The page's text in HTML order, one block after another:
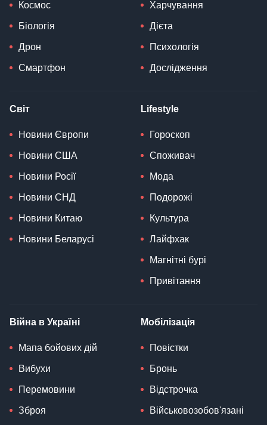
Космос
Біологія
Дрон
Смартфон
Харчування
Дієта
Психологія
Дослідження
Світ
Новини Європи
Новини США
Новини Росії
Новини СНД
Новини Китаю
Новини Беларусі
Lifestyle
Гороскоп
Споживач
Мода
Подорожі
Культура
Лайфхак
Магнітні бурі
Привітання
Війна в Україні
Мапа бойових дій
Вибухи
Перемовини
Зброя
Мобілізація
Повістки
Бронь
Відстрочка
Військовозобов'язані